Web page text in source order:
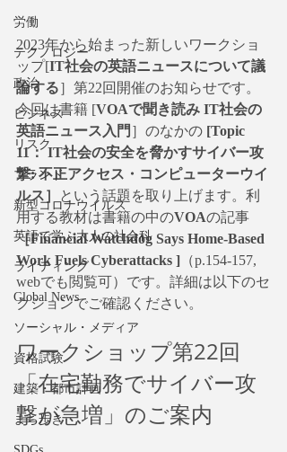
労働
テクノロジー
政治
ビジネス
リスク
ブランド
新型コロナウイルス
英語で学ぶ大人の社会科
ライティング
Global News
ソーシャル・メディア
資格試験
建築・都市計画
まち歩き
2023年から始まった新しいワークショ
ップ[IT社会の英語ニュースについて議
論する］第22回開催のお知らせです。
今回は書籍 [VOAで聞き読み IT社会の
英語ニュース入門 ］のなかの [Topic
11： IT社会の安全を脅かすサイバー攻
撃: 不正アクセス・コンピューターウイ
ルス］
という話題を取り上げます。利
用する教材は書籍の中のVOAの記事
［Financial Watchdog Says Home-Based
Work Fuels Cyberattacks ] （p.154-157,
webでも閲覧可）です。詳細は以下のセ
クションでご確認ください。
ワークショップ第22回
「在宅勤務でサイバー攻
撃が急増」のご案内